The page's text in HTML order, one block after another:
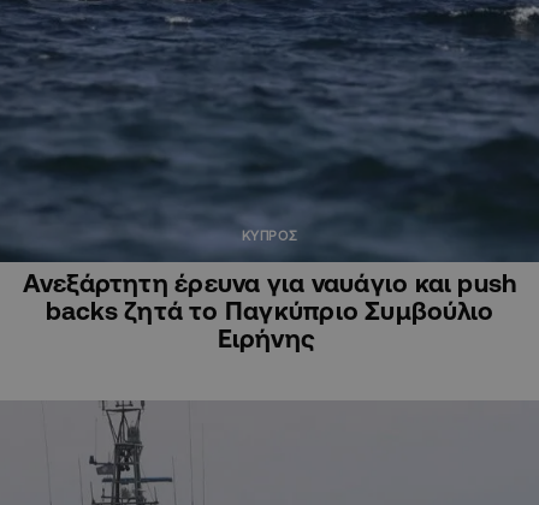
ΚΥΠΡΟΣ
Ανεξάρτητη έρευνα για ναυάγιο και push
backs ζητά το Παγκύπριο Συμβούλιο
Ειρήνης